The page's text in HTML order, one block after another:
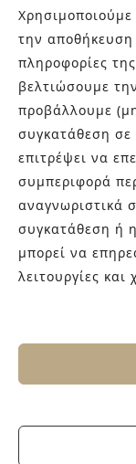
την
πληροφορίες
βελτιώσουμε
προβάλλουμε
συγκατάθεση σε
επιτρέψει να
συμπεριφορά
αναγνωριστικά
συγκατάθεση ή
μπορεί να
λειτουργίες και
ΣΧΕΤΙΚΆ